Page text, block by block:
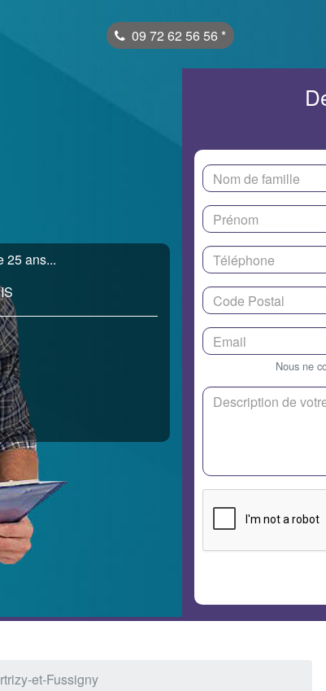
09 72 62 56 56 *
25 ans...
Nous ne
et-Fussigny